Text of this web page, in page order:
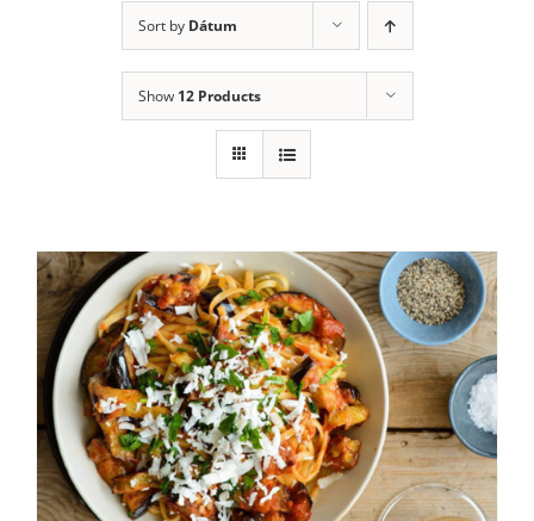
Sort by Dátum
Show 12 Products